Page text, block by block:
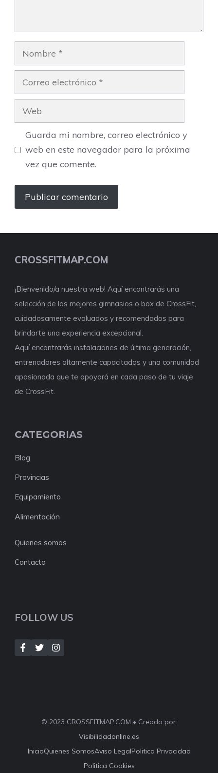
Nombre
Correo
electrónico
Web
Guarda mi nombre, correo electrónico y
web en este navegador para la próxima
vez que comente.
CROSSFITMAP.COM
¡Bienvenido/a nuestra web! Aquí encontrarás una
selección de los mejores gimnasios o box de CrossFit,
cuidadosamente evaluados y recomendados para
brindarte una experiencia excepcional.
Aquí encontrarás instalaciones de última generación,
entrenadores altamente capacitados y una comunidad
apasionada que te apoyará en cada paso de tu viaje
de CrossFit.
CATEGORIAS
Blog
Provincias
Equipamiento
Alimentación
Quienes somos
Contacto
FOLLOW US
© 2023 CROSSFITMAP.COM • Creado por:
Visibilidadonline.es
InicioQuienes SomosAviso LegalPolitica Privacidad
Politica Cookies